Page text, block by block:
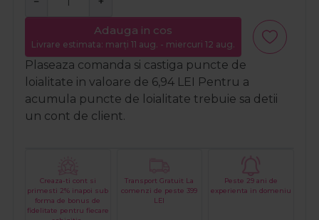
Adauga in cos
Livrare estimata: marți 11 aug. - miercuri 12 aug.
Plaseaza comanda si castiga puncte de
loialitate in valoare de 6,94 LEI
Pentru a
acumula puncte de loialitate trebuie sa detii
un cont de client.
Creaza-ti cont si
primesti 2% inapoi sub
forma de bonus de
fidelitate pentru fiecare
Transport Gratuit La
comenzi de peste 399
LEI
Peste 29 ani de
experienta in domeniu